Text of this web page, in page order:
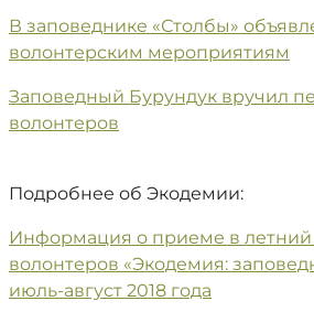
В заповеднике «Столбы»
волонтерским мероприятиям
Заповедный Бурундук вручил
волонтеров
Подробнее об Экодемии:
Информация о приеме в летний
волонтеров «Экодемия:
июль-август 2018 года